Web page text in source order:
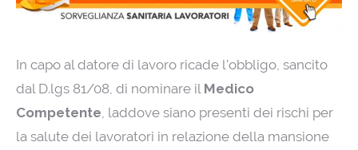
In capo al datore di lavoro ricade l’obbligo, sancito
dal D.lgs 81/08, di nominare il Medico
Competente , laddove siano presenti dei rischi per
la salute dei lavoratori in relazione della mansione